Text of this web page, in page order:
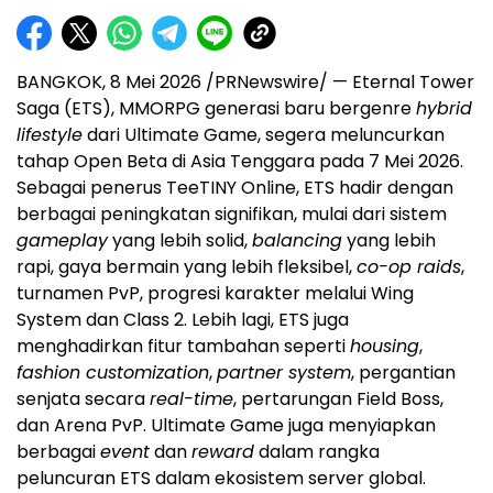
BANGKOK,8 Mei 2026 /PRNewswire/ — Eternal Tower
Saga (ETS), MMORPG generasi baru bergenrehybrid
lifestyledari Ultimate Game, segera meluncurkan
tahap Open Beta di Asia Tenggara pada 7 Mei 2026.
Sebagai penerus TeeTINY Online, ETS hadir dengan
berbagai peningkatan signifikan, mulai dari sistem
gameplayyang lebih solid,balancingyang lebih
rapi, gaya bermain yang lebih fleksibel,co-op raids,
turnamen PvP, progresi karakter melalui Wing
System dan Class 2. Lebih lagi, ETS juga
menghadirkan fitur tambahan sepertihousing,
fashion customization,partner system, pergantian
senjata secarareal-time, pertarungan Field Boss,
dan Arena PvP. Ultimate Game juga menyiapkan
berbagaieventdanrewarddalam rangka
peluncuran ETS dalam ekosistem server global.